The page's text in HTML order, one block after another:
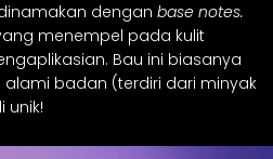
dengan base notes.
menempel pada kulit
Bau ini biasanya
badan (terdiri dari minyak
unik!